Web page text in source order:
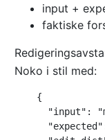
input +
faktiske
Noko i stil med:
    {
"input":